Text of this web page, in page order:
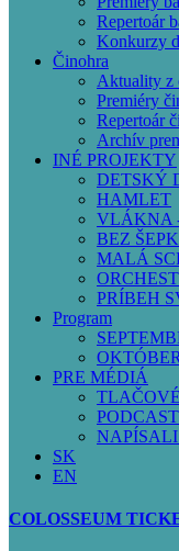
Repertoár
Konkurzy
Činohra
Aktuality z
Premiéry
Repertoár
Archív
INÉ PROJEKTY
DETSKÝ
HAMLET
VLÁKNA
BEZ
MALÁ
PRÍBEH
Program
PRE MÉDIÁ
SK
EN
COLOSSEUM